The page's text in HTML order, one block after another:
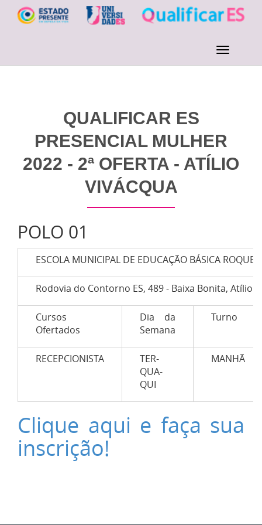
QUALIFICAR ES
PRESENCIAL MULHER
2022 - 2ª OFERTA - ATÍLIO
VIVÁCQUA
POLO 01
ESCOLA MUNICIPAL DE EDUCAÇÃO BÁSICA ROQUE
Rodovia do Contorno ES, 489 - Baixa Bonita, Atílio
Cursos
Ofertados
Dia da
Semana
Turno
RECEPCIONISTA
TER-
QUA-
QUI
MANHÃ
Clique aqui e faça sua
inscrição!